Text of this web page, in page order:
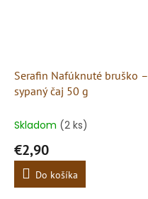
Serafin Nafúknuté bruško –
sypaný čaj 50 g
Skladom (2 ks)
€2,90
Do košíka